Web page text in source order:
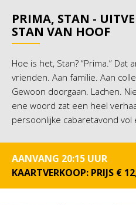
PRIMA, STAN -
STAN VAN HOOF
Hoe is het, Stan? “Prima.” Dat
vrienden. Aan familie. Aan
Gewoon doorgaan. Lachen.
ene woord zat een heel
persoonlijke cabaretavond vol
AANVANG 20:15 UUR
KAARTVERKOOP: PRIJS €